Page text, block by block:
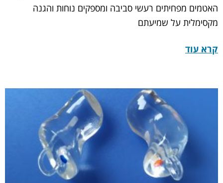
האטמים מפחיתים רעשי סביבה ומספקים נוחות והגנה
מקסימלית על שמיעתם
קרא עוד